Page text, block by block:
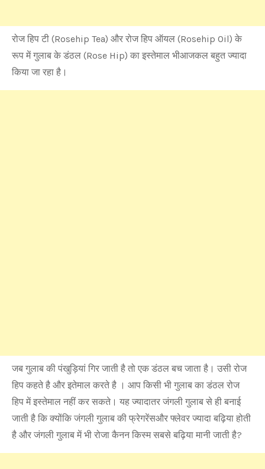
रोज हिप टी (Rosehip Tea) और रोज हिप ऑयल (Rosehip Oil) के
रूप में गुलाब के डंठल (Rose Hip) का इस्तेमाल भीआजकल बहुत ज्यादा
किया जा रहा है।
जब गुलाब की पंखुड़ियां गिर जाती है तो एक डंठल बच जाता है। उसी रोज
हिप कहते है और इतेमाल करते है । आप किसी भी गुलाब का डंठल रोज
हिप में इस्तेमाल नहीं कर सकते। यह ज्यादातर जंगली गुलाब से ही बनाई
जाती है कि क्योंकि जंगली गुलाब की फ्रेगरेंसऔर फ्लेवर ज्यादा बढ़िया होती
है और जंगली गुलाब में भी रोजा कैनन किस्म सबसे बढ़िया मानी जाती है?